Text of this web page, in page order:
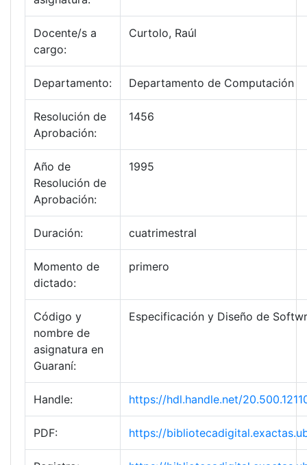
Docente/s a
cargo:
Curtolo, Raúl
Departamento: Departamento de Computación
Resolución de
Aprobación:
1456
Año de
Resolución de
Aprobación:
1995
Duración: cuatrimestral
Momento de
dictado:
primero
Código y
nombre de
asignatura en
Guaraní:
Especificación y Diseño de
Handle: https://hdl.handle.net/
PDF: https://